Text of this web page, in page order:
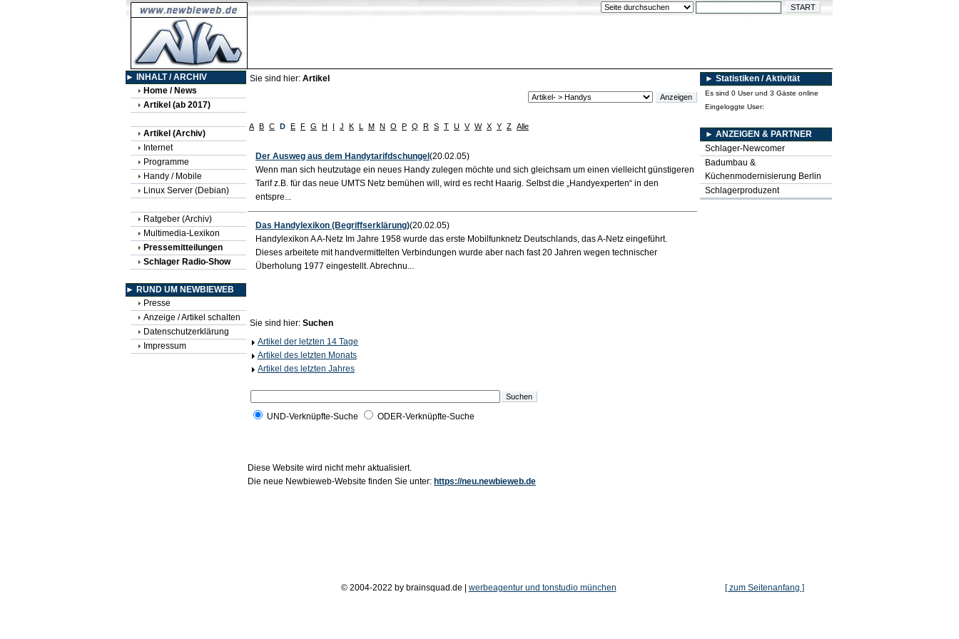
► INHALT / ARCHIV
Home / News
Artikel (ab 2017)
Artikel (Archiv)
Internet
Programme
Handy / Mobile
Linux Server (Debian)
Ratgeber (Archiv)
Multimedia-Lexikon
Pressemitteilungen
Schlager Radio-Show
► RUND UM NEWBIEWEB
Presse
Anzeige / Artikel schalten
Datenschutzerklärung
Impressum
Sie sind hier: Artikel
A B C D E F G H I J K L M N O P Q R S T U V W X Y Z Alle
Der Ausweg aus dem Handytarifdschungel (20.02.05)
Wenn man sich heutzutage ein neues Handy zulegen möchte und sich gleichsam um einen vielleicht günstigeren
Tarif z.B. für das neue UMTS Netz bemühen will, wird es recht Haarig. Selbst die „Handyexperten“ in den
entspre...
Das Handylexikon (Begriffserklärung)(20.02.05)
Handylexikon A A-Netz Im Jahre 1958 wurde das erste Mobilfunknetz Deutschlands, das A-Netz eingeführt.
Dieses arbeitete mit handvermittelten Verbindungen wurde aber nach fast 20 Jahren wegen technischer
Überholung 1977 eingestellt. Abrechnu...
Sie sind hier: Suchen
Artikel der letzten 14 Tage
Artikel des letzten Monats
Artikel des letzten Jahres
UND-Verknüpfte-Suche ODER-Verknüpfte-Suche
Diese Website wird nicht mehr aktualisiert.
Die neue Newbieweb-Website finden Sie unter: https://neu.newbieweb.de
► Statistiken / Aktivität
Es sind 0 User und 3 Gäste online
Eingeloggte User:
► ANZEIGEN & PARTNER
Schlager-Newcomer
Badumbau &
Küchenmodernisierung Berlin
Schlagerproduzent
© 2004-2022 by brainsquad.de | werbeagentur und tonstudio münchen [ zum Seitenanfang ]